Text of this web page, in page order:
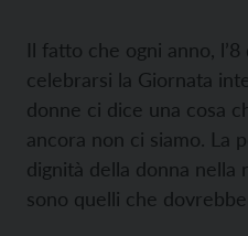
Il fatto che ogni anno,
celebrarsi la Giornata
donne ci dice una cosa
ancora non ci siamo. La
dignità della donna nella
sono quelli che